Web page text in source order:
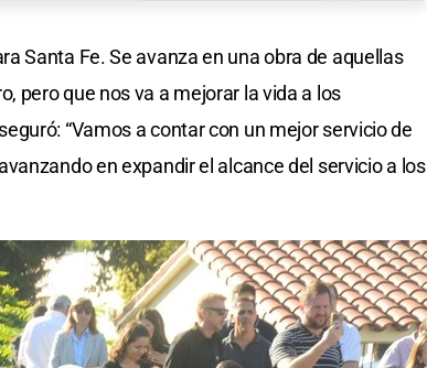
Santa Fe. Se avanza en una obra de aquellas
pero que nos va a mejorar la vida a los
“Vamos a contar con un mejor servicio de
en expandir el alcance del servicio a los